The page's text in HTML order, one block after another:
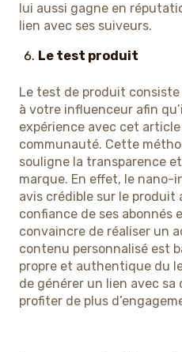
lui aussi gagne en
lien avec ses suiveurs.
Le test produit
Le test de produit
à votre influenceur afin
expérience avec cet article
communauté. Cette
souligne la transparence
marque. En effet, le nano-
avis crédible sur le produit
confiance de ses abonnés
convaincre de réaliser un
contenu personnalisé est
propre et authentique du
de générer un lien avec
profiter de plus